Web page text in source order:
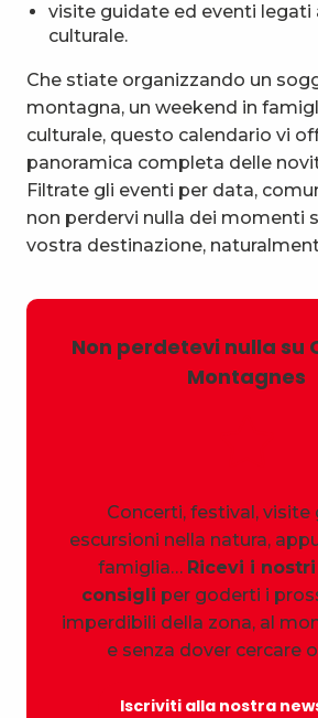
visite guidate ed eventi legati
culturale.
Che stiate organizzando un
montagna, un weekend in
culturale, questo calendario vi
panoramica completa delle
Filtrate gli eventi per data,
non perdervi nulla dei momenti
vostra destinazione,
Non perdetevi nulla su
Montagnes
Concerti, festival, visite
escursioni nella natura,
famiglia… Ricevi i
consigli per goderti i
imperdibili della zona, al
e senza dover cercare
Iscriviti alla nostra